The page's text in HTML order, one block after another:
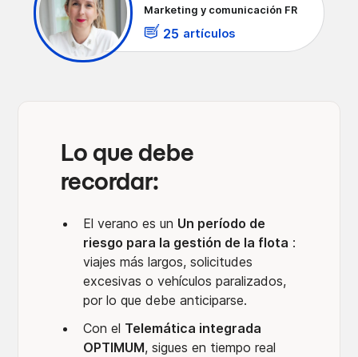
Marketing y comunicación FR
25 artículos
Lo que debe
recordar:
El verano es un Un período de
riesgo para la gestión de la flota :
viajes más largos, solicitudes
excesivas o vehículos paralizados,
por lo que debe anticiparse.
Con el Telemática integrada
OPTIMUM, sigues en tiempo real